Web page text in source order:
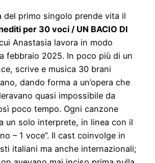
del primo singolo prende vita il
per 30 voci / UN BACIO DI
Anastasia lavora in modo
febbraio 2025. In poco più di un
scrive e musica 30 brani
dando forma a un’opera che
quasi impossibile da
poco tempo. Ogni canzone
un solo interprete, in linea con il
– 1 voce”. Il cast coinvolge in
italiani ma anche internazionali;